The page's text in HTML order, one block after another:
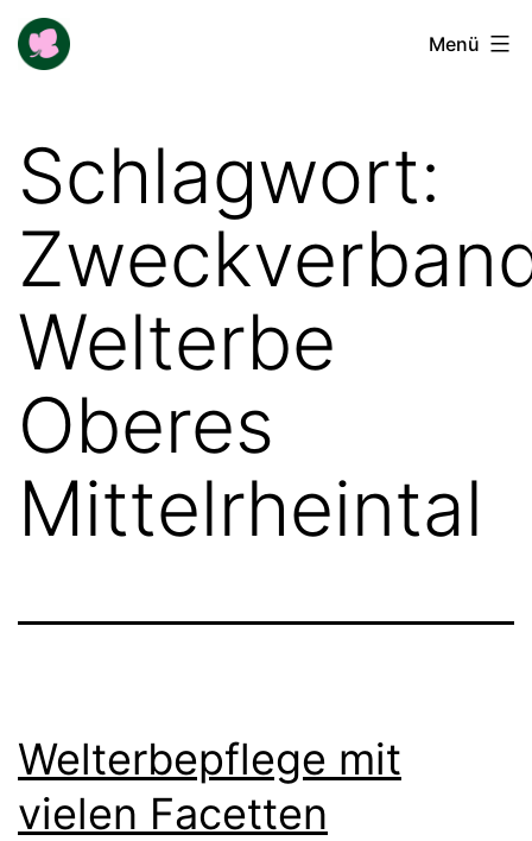
Zum
Inhalt
Buga-
Menü
Schlagwort:
Welterbe
Oberes
Mittelrheintal
Welterbepflege mit
vielen Facetten